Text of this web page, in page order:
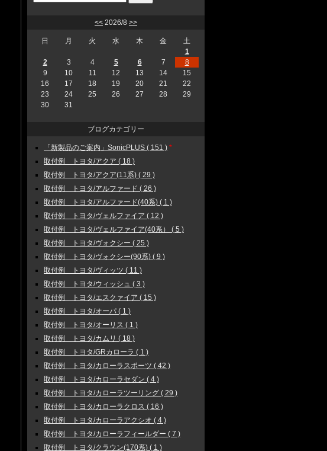
<< 2026/8 >>
日 月 火 水 木 金
土
1
2
3 4 5 6 7
8
9
10 11 12 13 14
15
16
17 18 19 20 21
22
23
24 25 26 27 28
29
30
31
ブログカテゴリー
「新製品のご案内」SonicPLUS ( 151 ) *
取付例 トヨタ/アクア ( 18 )
取付例 トヨタ/アクア(11系) ( 29 )
取付例 トヨタ/アルファード ( 26 )
取付例 トヨタ/アルファード(40系) ( 1 )
取付例 トヨタ/ヴェルファイア ( 12 )
取付例 トヨタ/ヴェルファイア(40系） ( 5 )
取付例 トヨタ/ヴォクシー ( 25 )
取付例 トヨタ/ヴォクシー(90系) ( 9 )
取付例 トヨタ/ヴィッツ ( 11 )
取付例 トヨタ/ウィッシュ ( 3 )
取付例 トヨタ/エスクァイア ( 15 )
取付例 トヨタ/オーパ ( 1 )
取付例 トヨタ/オーリス ( 1 )
取付例 トヨタ/カムリ ( 18 )
取付例 トヨタ/GRカローラ ( 1 )
取付例 トヨタ/カローラスポーツ ( 42 )
取付例 トヨタ/カローラセダン ( 4 )
取付例 トヨタ/カローラツーリング ( 29 )
取付例 トヨタ/カローラクロス ( 16 )
取付例 トヨタ/カローラアクシオ ( 4 )
取付例 トヨタ/カローラフィールダー ( 7 )
取付例 トヨタ/クラウン(170系) ( 1 )